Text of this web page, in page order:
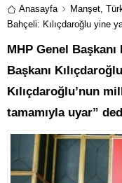
Anasayfa Manşet,
Bahçeli: Kılıçdaroğlu yine
MHP Genel
Başkanı
Kılıçdaroğlu’nun
tamamıyla uyar”